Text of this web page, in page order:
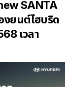
SANTA
งยนต์ไฮบริด
เวลา